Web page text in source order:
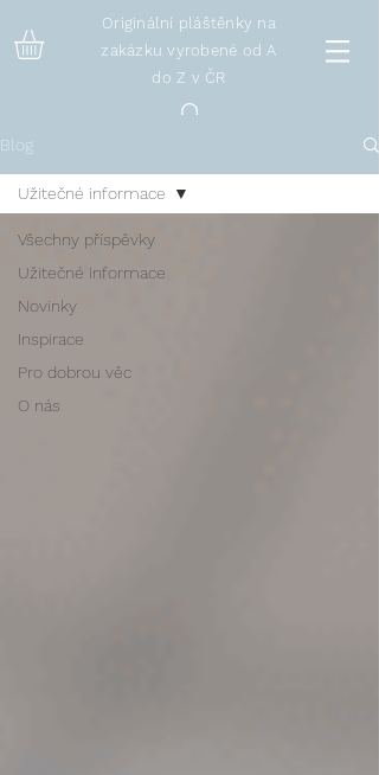
Originální pláštěnky na
zakázku vyrobené od A
do Z v ČR
Blog
Všechny příspěvky
Užitečné informace
Novinky
Inspirace
Pro dobrou věc
O nás
Užitečné informace